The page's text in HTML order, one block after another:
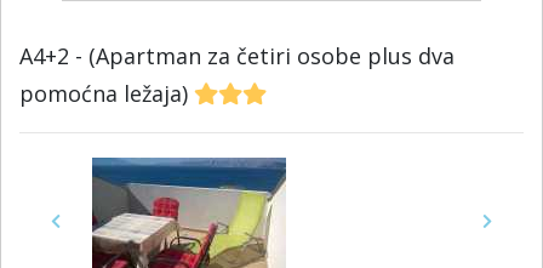
A4+2 - (Apartman za četiri osobe plus dva
pomoćna ležaja)
Previous Next